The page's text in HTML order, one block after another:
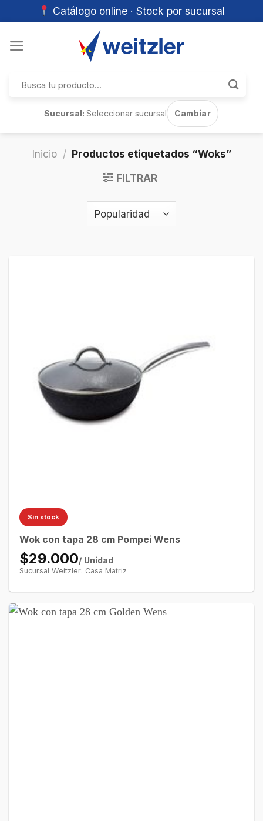
Catálogo online · Stock por sucursal
por:
Sucursal:Seleccionar sucursal Cambiar
Inicio / Productos etiquetados “Woks”
FILTRAR
Sin stock
Wok con tapa 28 cm Pompei Wens
$29.000/ Unidad
Sucursal Weitzler: Casa Matriz